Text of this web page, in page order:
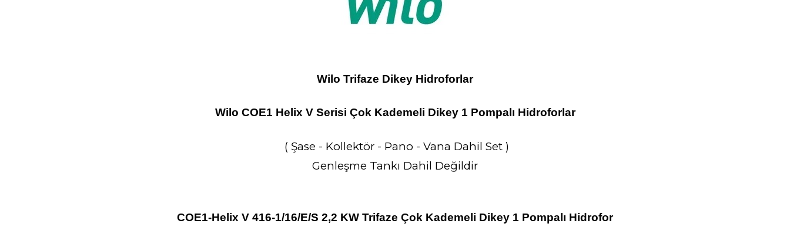
Wilo Trifaze Dikey Hidroforlar
Wilo COE1 Helix V Serisi Çok Kademeli Dikey 1 Pompalı Hidroforlar
( Şase - Kollektör - Pano - Vana Dahil Set )
Genleşme Tankı Dahil Değildir
COE1-Helix V 416-1/16/E/S 2,2 KW Trifaze Çok Kademeli Dikey 1 Pompalı Hidrofor